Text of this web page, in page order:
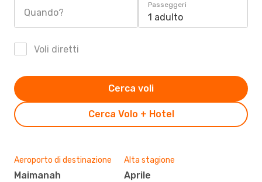
Quando?
Passeggeri
1 adulto
Voli diretti
Cerca Volo + Hotel
Cerca voli
Aeroporto di destinazione
Maimanah
Alta stagione
aprile